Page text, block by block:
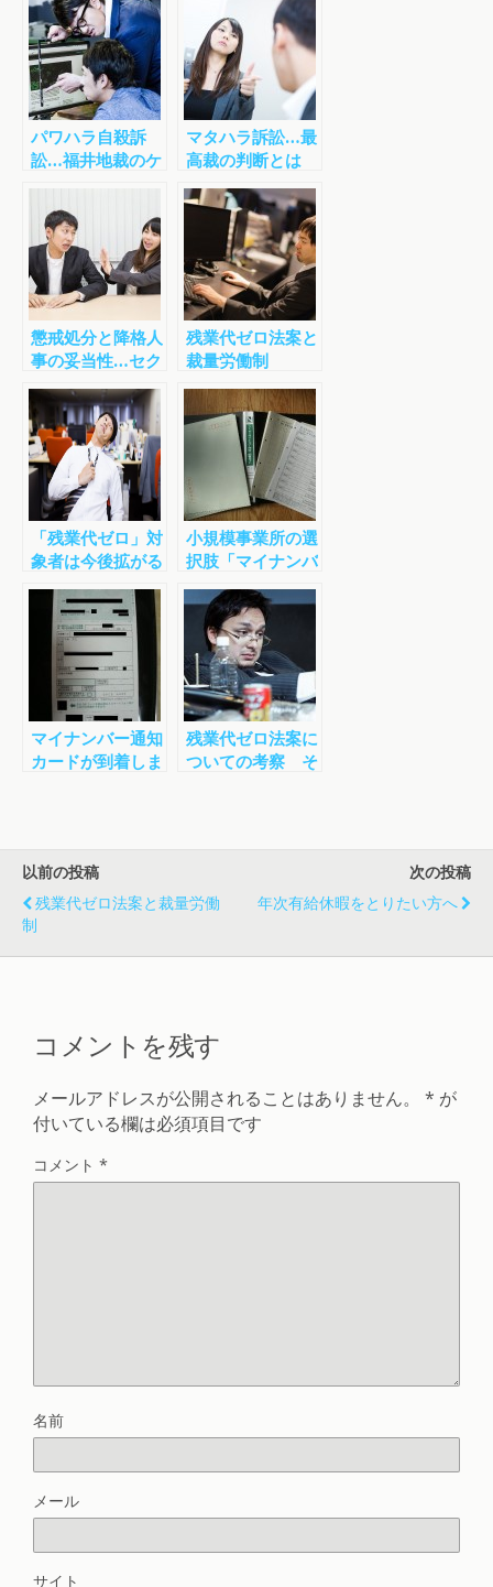
パワハラ自殺訴
訟…福井地裁のケ
ース
マタハラ訴訟…最
高裁の判断とは
懲戒処分と降格人
事の妥当性…セク
ハラにあたる言動
とは
残業代ゼロ法案と
裁量労働制
「残業代ゼロ」対
象者は今後拡がる
か…改正案要綱よ
小規模事業所の選
択肢「マイナンバ
ー取得・保管セッ
ト」
マイナンバー通知
カードが到着しま
残業代ゼロ法案に
ついての考察 そ
以前の投稿
残業代ゼロ法案と裁量労働
制
次の投稿
年次有給休暇をとりたい方へ
コメントを残す
メールアドレスが公開されることはありません。 * が
付いている欄は必須項目です
コメント *
名前
メール
サイト